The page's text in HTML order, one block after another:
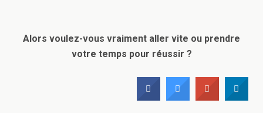
Alors voulez-vous vraiment aller vite ou prendre
votre temps pour réussir ?